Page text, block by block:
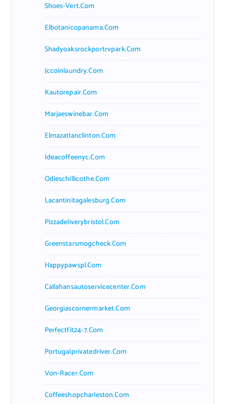
Shoes-Vert.com
Elbotanicopanama.com
Shadyoaksrockportrvpark.com
Jccoinlaundry.com
Kautorepair.com
Marjaeswinebar.com
Elmazatlanclinton.com
Ideacoffeenyc.com
Odieschillicothe.com
Lacantinitagalesburg.com
Pizzadeliverybristol.com
Greenstarsmogcheck.com
Happypawspl.com
Callahansautoservicecenter.com
Georgiascornermarket.com
Perfectfit24-7.com
Portugalprivatedriver.com
Von-Racer.com
Coffeeshopcharleston.com